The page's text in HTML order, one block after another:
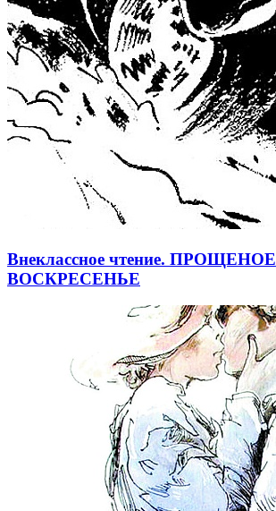
Внеклассное чтение. ПРОЩЕНОЕ
ВОСКРЕСЕНЬЕ